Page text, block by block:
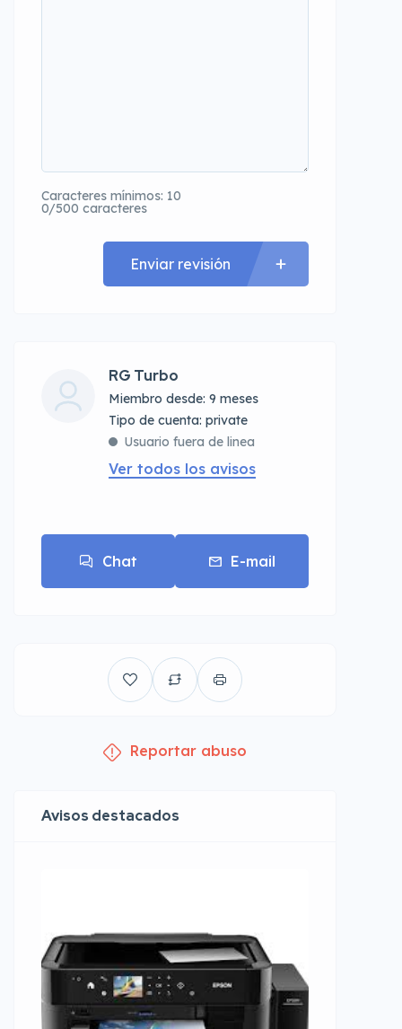
Caracteres mínimos: 10
0/500 caracteres
Enviar revisión
RG Turbo
Miembro desde: 9 meses
tipo de cuenta: private
Usuario fuera de linea
Ver todos los avisos
Chat E-mail
Reportar abuso
Avisos destacados